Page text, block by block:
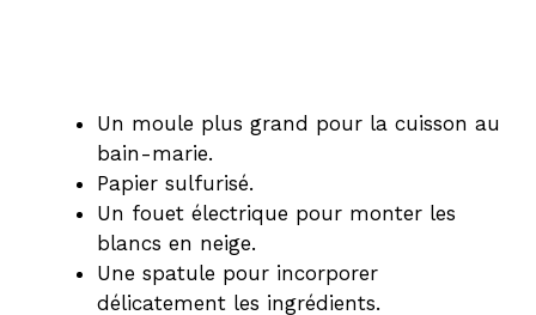
Un moule plus grand pour la cuisson au
bain-marie.
Papier sulfurisé.
Un fouet électrique pour monter les
blancs en neige.
Une spatule pour incorporer
délicatement les ingrédients.